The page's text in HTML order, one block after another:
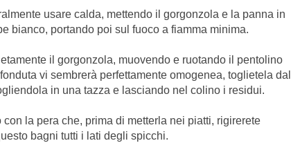
usare calda, mettendo il gorgonzola e la panna in
bianco, portando poi sul fuoco a fiamma minima.
il gorgonzola, muovendo e ruotando il pentolino
vi sembrerà perfettamente omogenea, toglietela dal
in una tazza e lasciando nel colino i residui.
la pera che, prima di metterla nei piatti, rigirerete
bagni tutti i lati degli spicchi.